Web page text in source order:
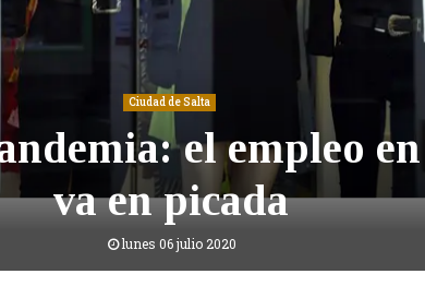
Ciudad de Salta
el empleo
va en picada
lunes 06 julio 2020